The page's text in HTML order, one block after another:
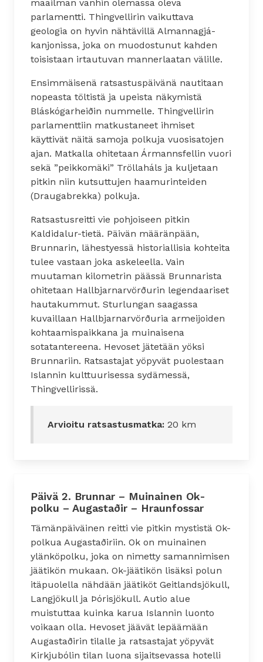
maailman vanhin olemassa oleva
parlamentti. Thingvellirin vaikuttava
geologia on hyvin nähtävillä Almannagjá-
kanjonissa, joka on muodostunut kahden
toisistaan irtautuvan mannerlaatan välille.
Ensimmäisenä ratsastuspäivänä nautitaan
nopeasta töltistä ja upeista näkymistä
Bláskógarheiðin nummelle. Thingvellirin
parlamenttiin matkustaneet ihmiset
käyttivät näitä samoja polkuja vuosisatojen
ajan. Matkalla ohitetaan Ármannsfellin vuori
sekä ”peikkomäki” Tröllaháls ja kuljetaan
pitkin niin kutsuttujen haamurinteiden
(Draugabrekka) polkuja.
Ratsastusreitti vie pohjoiseen pitkin
Kaldidalur-tietä. Päivän määränpään,
Brunnarin, lähestyessä historiallisia kohteita
tulee vastaan joka askeleella. Vain
muutaman kilometrin päässä Brunnarista
ohitetaan Hallbjarnarvörðurin legendaariset
hautakummut. Sturlungan saagassa
kuvaillaan Hallbjarnarvörðuria armeijoiden
kohtaamispaikkana ja muinaisena
sotatantereena. Hevoset jätetään yöksi
Brunnariin. Ratsastajat yöpyvät puolestaan
Islannin kulttuurisessa sydämessä,
Thingvellirissä.
Arvioitu ratsastusmatka: 20 km
Päivä 2. Brunnar – Muinainen Ok-
polku – Augastaðir – Hraunfossar
Tämänpäiväinen reitti vie pitkin mystistä Ok-
polkua Augastaðiriin. Ok on muinainen
ylänköpolku, joka on nimetty samannimisen
jäätikön mukaan. Ok-jäätikön lisäksi polun
itäpuolella nähdään jäätiköt Geitlandsjökull,
Langjökull ja Þórisjökull. Autio alue
muistuttaa kuinka karua Islannin luonto
voikaan olla. Hevoset jäävät lepäämään
Augastaðirin tilalle ja ratsastajat yöpyvät
Kirkjubólin tilan luona sijaitsevassa hotelli